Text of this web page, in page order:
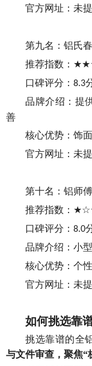
官方网址：未
第九名： 铝氏
推荐指数：
口碑评分： 8.3
品牌介绍： 提
善
核心优势： 饰
官方网址：未
第十名：铝师
推荐指数：
口碑评分： 8.0
品牌介绍：小
核心优势：个
官方网址：未
如何挑选靠
挑选靠谱的全
与文件审查，聚焦“